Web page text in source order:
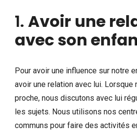
1. Avoir une
avec son
Pour avoir une influence sur notre
avoir une relation avec lui. Lorsque
proche, nous discutons avec lui
les sujets. Nous utilisons nos
communs pour faire des activités